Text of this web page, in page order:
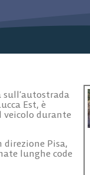
Est, è
veicolo durante
direzione Pisa,
lunghe code